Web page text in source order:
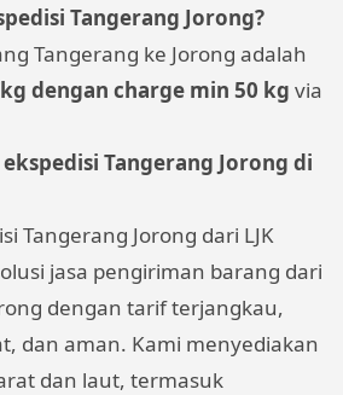
Tangerang Jorong?
Tangerang ke Jorong adalah
dengan charge min 50 kg via
Tangerang Jorong di
Tangerang Jorong dari LJK
jasa pengiriman barang dari
dengan tarif terjangkau,
dan aman. Kami menyediakan
dan laut, termasuk